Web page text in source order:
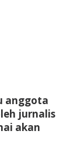
anggota
jurnalis
akan